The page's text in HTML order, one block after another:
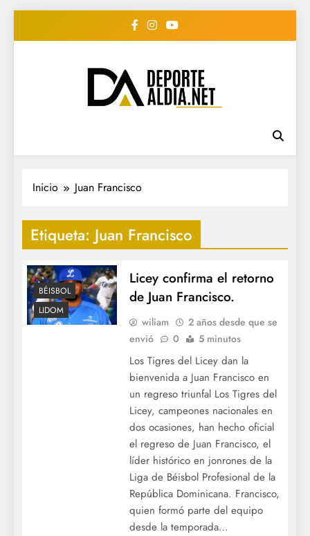
• DEPORTE AL DIA •
"Periodico Deportivo
Digital"
#deportealdiard #deportealdiaperiodico
Inicio Juan Francisco
Etiqueta: Juan Francisco
BÉISBOL
LIDOM
Licey confirma el retorno
de Juan Francisco.
wiliam
2 años desde que se
envió
0 5 minutos
Los Tigres del Licey dan la
bienvenida a Juan Francisco en
un regreso triunfal Los Tigres del
Licey, campeones nacionales en
dos ocasiones, han hecho oficial
el regreso de Juan Francisco, el
líder histórico en jonrones de la
Liga de Béisbol Profesional de la
República Dominicana. Francisco,
quien formó parte del equipo
desde la temporada…